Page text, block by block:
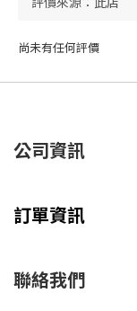
尚未有任何評價
公司資訊
訂單資訊
聯絡我們